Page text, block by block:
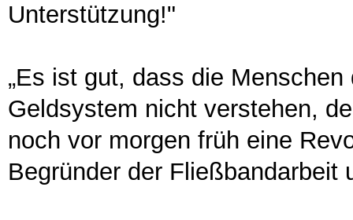
Unterstützung!"
„Es ist gut, dass die
Geldsystem nicht verstehen,
noch vor morgen früh eine
Begründer der Fließbandarbeit